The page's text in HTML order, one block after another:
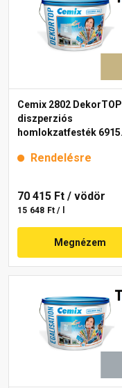
Cemix 2802 DekorTOP
diszperziós
homlokzatfesték 6915
Rendelésre
70 415 Ft / vödör
15 648 Ft / l
Megnézem